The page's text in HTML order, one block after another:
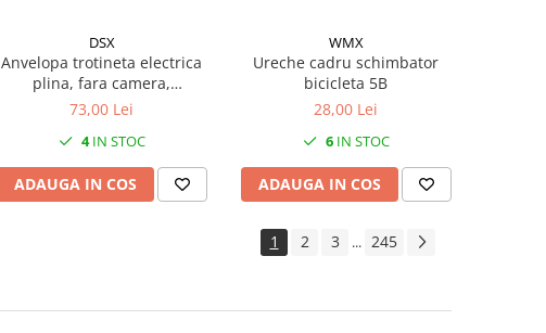
DSX
Anvelopa trotineta electrica
plina, fara camera,
dimensiune 10 x 2.5 (60/70-
73,00 Lei
4IN STOC
ADAUGA IN COS
WMX
Ureche cadru schimbator
bicicleta 5B
28,00 Lei
6IN STOC
ADAUGA IN COS
1 2 3 ... 245